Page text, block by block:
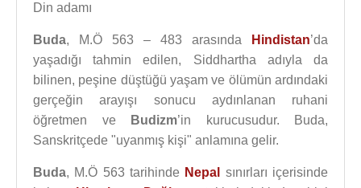
Din adamı
Buda, M.Ö 563 – 483 arasında Hindistan’da
yaşadığı tahmin edilen, Siddhartha adıyla da
bilinen, peşine düştüğü yaşam ve ölümün ardındaki
gerçeğin arayışı sonucu aydınlanan ruhani
öğretmen ve
Budizm’in kurucusudur. Buda,
Sanskritçede "uyanmış kişi" anlamına gelir.
Buda, M.Ö 563 tarihinde Nepal
sınırları içerisinde